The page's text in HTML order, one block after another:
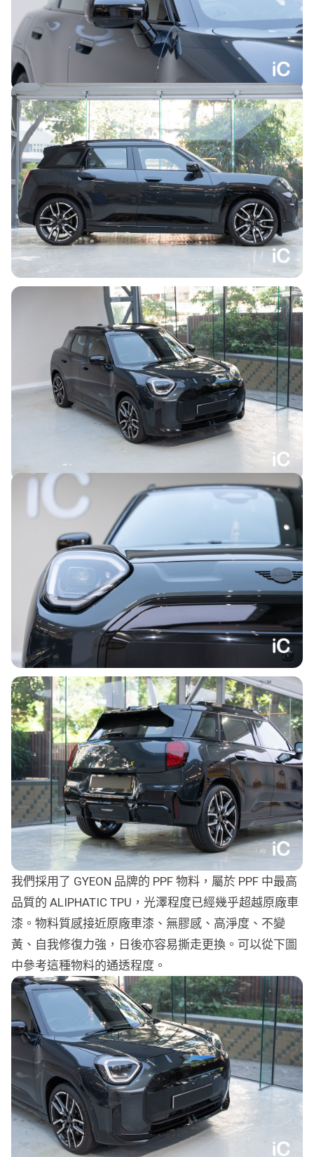
我們採用了 GYEON 品牌的 PPF 物料，屬於 PPF 中最高
品質的 ALIPHATIC TPU，光澤程度已經幾乎超越原廠車
漆。物料質感接近原廠車漆、無膠感、高淨度、不變
黃、自我修復力強，日後亦容易撕走更換。可以從下圖
中參考這種物料的通透程度。